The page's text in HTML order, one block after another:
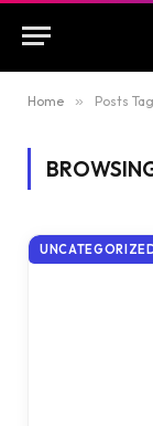
Home » Posts